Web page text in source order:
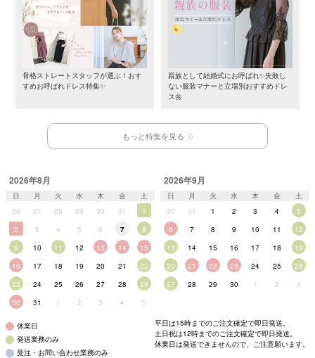
骨格ストレートスタッフが選ぶ！おす
すめお呼ばれドレス特集✨
親族として結婚式にお呼ばれ✨失敗し
ない服装マナーと立場別おすすめドレ
ス🌼
もっと特集を見る
2026年8月
日 月 火 水 木 金
土
26
27 28 29 30 31
1
2
3 4 5 6 7
8
9
10 11 12 13 14
15
16
17 18 19 20 21
22
23
24 25 26 27 28
29
30
31 1 2 3 4 5
2026年9月
日 月 火 水 木 金
土
30
31 1 2 3 4
5
6
7 8 9 10 11
12
13
14 15 16 17 18
19
20
21 22 23 24 25
26
27
28 29 30 1 2 3
休業日
発送業務のみ
受注・お問い合わせ業務のみ
平日は15時までのご注文確定で即日発送。
土日祝は12時までのご注文確定で即日発送。
休業日は発送できませんので、ご注意願います。